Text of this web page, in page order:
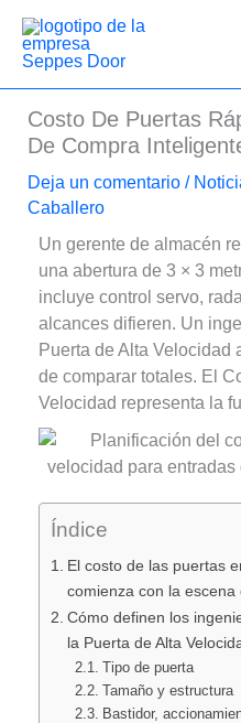
contenido
Costo De Puertas
De Compra
Deja un comentario /
Caballero
Un gerente de almacén
una abertura de 3 × 3
incluye control servo,
alcances difieren. Un
Puerta de Alta Velocidad
de comparar totales. El
Velocidad representa la
Índice
El costo de las puertas
comienza con la escena
Cómo definen los
la Puerta de Alta
Tipo de puerta
Tamaño y estructura
Bastidor,